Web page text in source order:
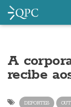
A
recibe
DEPORTES